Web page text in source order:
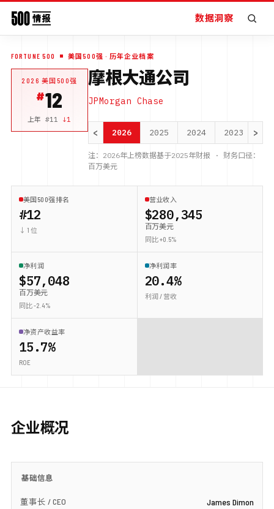
数据洞察
FORTUNE 500 美国500强 · 历年企业档案
2026 美国500强
12
上年 #11 ↓1
摩根大通公司
JPMorgan Chase
< 2026 2025 2024 2023 >
注： 2026年上榜数据基于2025年财报 · 财务口径：
百万美元
美国500强排名
#12
↓ 1 位
营业收入
$280,345
百万美元
同比 +0.5%
净利润
$57,048
百万美元
同比 -2.4%
净利润率
20.4%
利润 / 营收
净资产收益率
15.7%
ROE
企业概况
基础信息
董事长 / CEO James Dimon